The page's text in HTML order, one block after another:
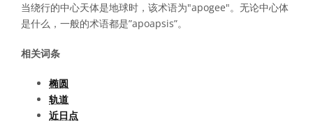
当绕行的中心天体是地球时，该术语为"apogee"。无论中心体
是什么，一般的术语都是”apoapsis”。
相关词条
椭圆
轨道
近日点